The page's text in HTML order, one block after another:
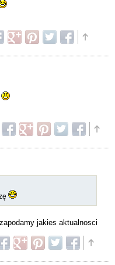
jakies aktualnosci